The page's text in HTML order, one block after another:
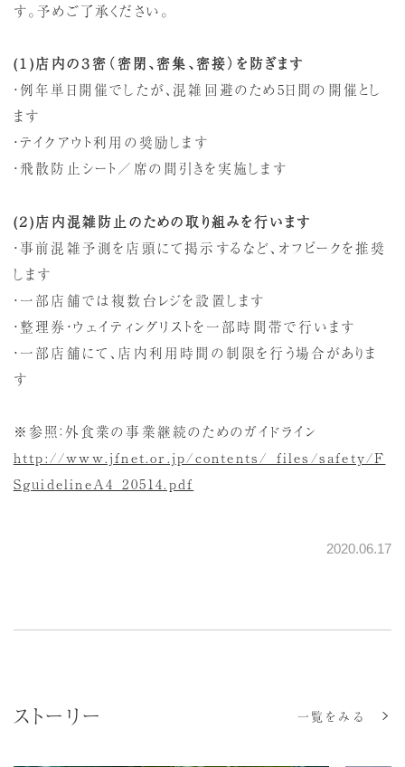
す。予めご了承ください。
(１)店内の３密（密閉、密集、密接）を防ぎます
・例年単日開催でしたが、混雑回避のため5日間の開催とし
ます
・テイクアウト利用の奨励します
・飛散防止シート／席の間引きを実施します
(２)店内混雑防止のための取り組みを行います
・事前混雑予測を店頭にて掲示するなど、オフピークを推奨
します
・一部店舗では複数台レジを設置します
・整理券・ウェイティングリストを一部時間帯で行います
・一部店舗にて、店内利用時間の制限を行う場合がありま
す
※参照：外食業の事業継続のためのガイドライン
http://www.jfnet.or.jp/contents/_files/safety/F
SguidelineA4_20514.pdf
2020.06.17
ストーリー 一覧をみる